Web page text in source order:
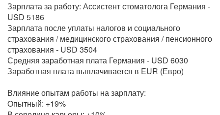
Зарплата за работу: Ассистент стоматолога Германия -
USD 5186
Зарплата после уплаты налогов и социального
страхования / медицинского страхования / пенсионного
страхования - USD 3504
Средняя заработная плата Германия - USD 6030
Заработная плата выплачивается в EUR (Евро)
Влияние опытам работы на зарплату:
Oпытный: +19%